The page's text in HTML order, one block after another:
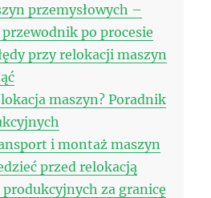
przemysłowych –
po procesie
przy relokacji maszyn
maszyn? Poradnik
i montaż maszyn
przed relokacją
za granicę